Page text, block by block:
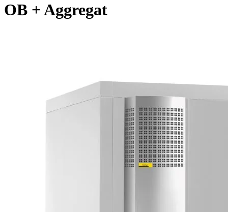
OB + Aggregat